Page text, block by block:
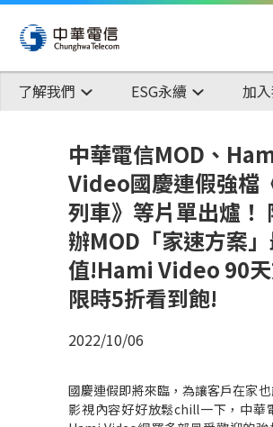
了解我們 ESG永續 加
中華電信MOD、
Video國慶連假強檔
列車》等片單出爐！
辦MOD「家速方案
值!Hami Video 90
限時5折看到飽!
2022/10/06
國慶連假即將來臨，為讓客戶在家
影視內容好好放鬆chill一下，中華